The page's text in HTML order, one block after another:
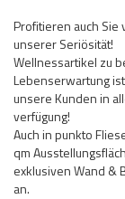
Profitieren auch Sie
unserer Seriösität!
Wellnessartikel zu
Lebenserwartung
unsere Kunden in
verfügung!
Auch in punkto
qm
exklusiven Wand &
an.